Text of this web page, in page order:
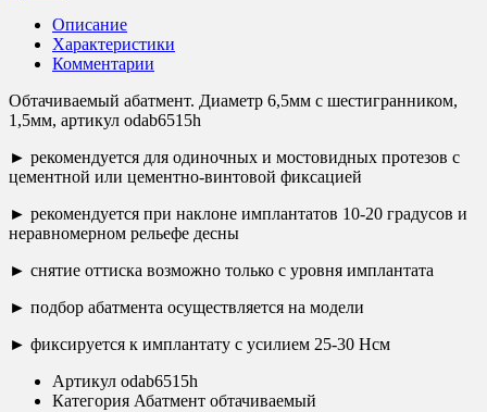
Описание
Характеристики
Комментарии
Обтачиваемый абатмент. Диаметр 6,5мм с шестигранником,
1,5мм, артикул odab6515h
► рекомендуется для одиночных и мостовидных протезов с
цементной или цементно-винтовой фиксацией
► рекомендуется при наклоне имплантатов 10-20 градусов и
неравномерном рельефе десны
► снятие оттиска возможно только с уровня имплантата
► подбор абатмента осуществляется на модели
► фиксируется к имплантату с усилием 25-30 Нсм
Артикул odab6515h
Категория Абатмент обтачиваемый